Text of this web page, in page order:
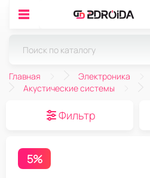
Главная
Электроника
Акустические системы
Фильтр
5%